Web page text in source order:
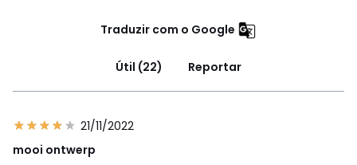
Traduzir com o Google
Útil (22) Reportar
21/11/2022
mooi ontwerp